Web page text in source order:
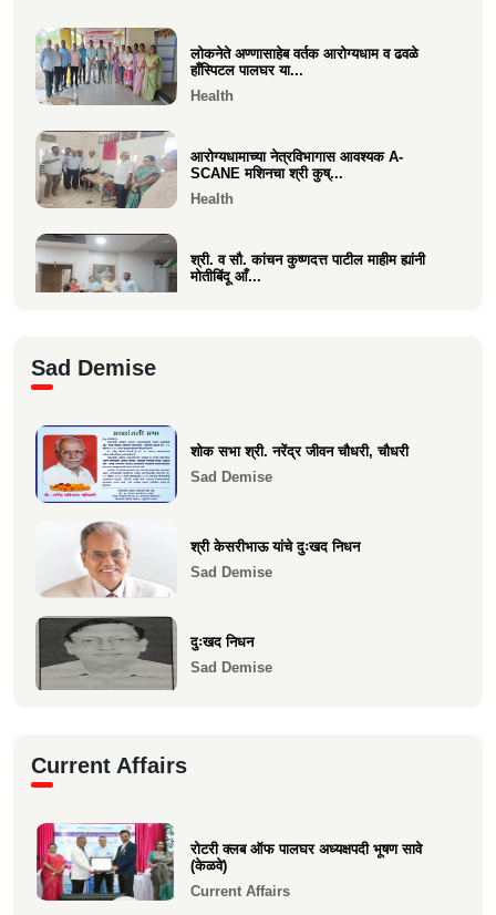
वसई विकास सहकारी बँकेचे अध्यक्ष आशय राऊत
लोकनेते अण्णासाहेब वर्तक आरोग्यधाम व ढवळे
हाँस्पिटल पालघर या...
Health
आरोग्यधामाच्या नेत्रविभागास आवश्यक A-
SCANE मशिनचा श्री कुष्...
Health
श्री. व सौ. कांचन कुष्णदत्त पाटील माहीम ह्यांनी
मोतीबिंदू आँ...
माकुणसारच्या एस के पाटील विद्यामंदिरच्या सन
1983 च्या 10 वी...
Sad Demise
शोक सभा श्री. नरेंद्र जीवन चौधरी, चौधरी
Sad Demise
श्री केसरीभाऊ यांचे दुःखद निधन
Sad Demise
दुःखद निधन
Sad Demise
Sad Demise
Current Affairs
रोटरी क्लब ऑफ पालघर अध्यक्षपदी भूषण सावे
(केळवे)
Current Affairs